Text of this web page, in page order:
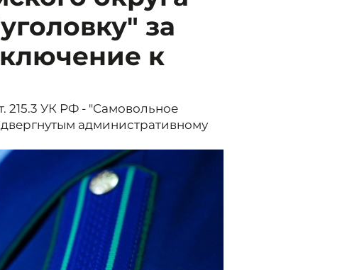
за
к
215.3 УК РФ - "Самовольное
административному